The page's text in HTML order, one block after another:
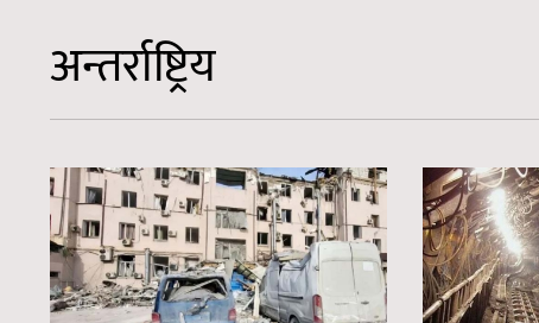
अन्तर्राष्ट्रिय